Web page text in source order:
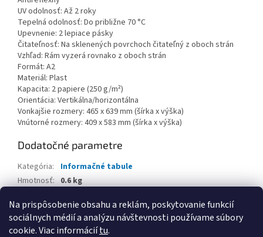
Na prispôsobenie obsahu a reklám, poskytovanie funkcií
sociálnych médií a analýzu návštevnosti používame súbory
cookie. Viac informáciítu.
UV odolnosť: Až 2 roky
Tepelná odolnosť: Do približne 70 °C
Upevnenie: 2 lepiace pásky
Čitateľnosť: Na sklenených povrchoch čitateľný z oboch strán
Vzhľad: Rám vyzerá rovnako z oboch strán
Formát: A2
Materiál: Plast
Kapacita: 2 papiere (250 g/m²)
Orientácia: Vertikálna/horizontálna
Vonkajšie rozmery: 465 x 639 mm (šírka x výška)
Vnútorné rozmery: 409 x 583 mm (šírka x výška)
Dodatočné parametre
Kategória:
Informačné tabule
Hmotnosť: 0.6 kg